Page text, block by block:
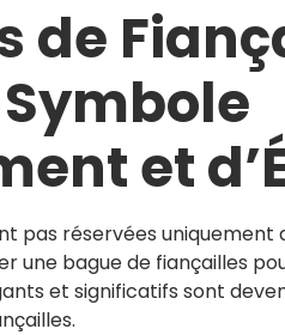
de
et
pas réservées uniquement
une bague de fiançailles
et significatifs sont